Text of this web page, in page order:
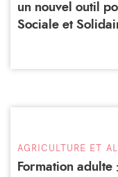
un nouvel outil
Sociale et
AGRICULTURE ET
Formation